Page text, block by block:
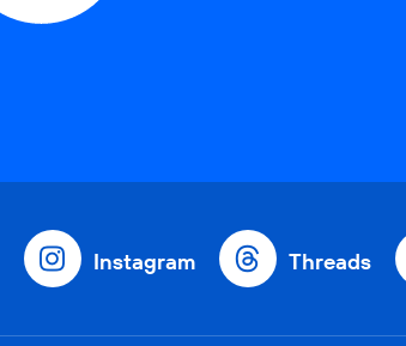
Instagram Threads